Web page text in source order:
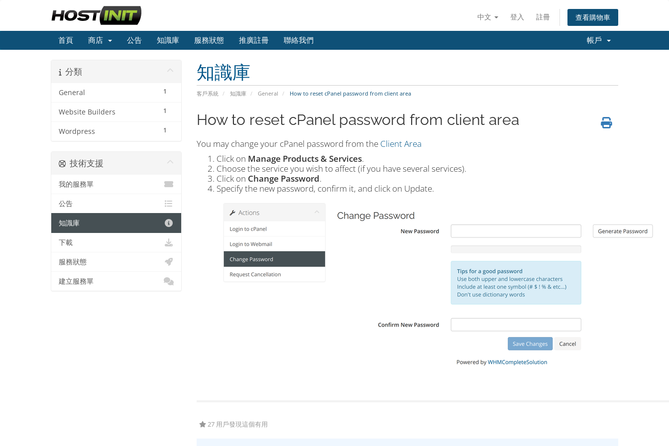
中文 登入 註冊 查看購物車
首頁 商店 公告 知識庫 服務狀態 推廣註冊 聯絡我們 帳戶
知識庫
客戶系統 知識庫 General How to reset cPanel password from client area
分類
1
General
1
Website Builders
1
Wordpress
How to reset cPanel password from client area
You may change your cPanel password from the Client Area
Click on Manage Products & Services.
Choose the service you wish to affect (if you have several services).
Click on Change Password.
Specify the new password, confirm it, and click on Update.
27 用戶發現這個有用
技術支援
我的服務單
公告
知識庫
下載
服務狀態
建立服務單